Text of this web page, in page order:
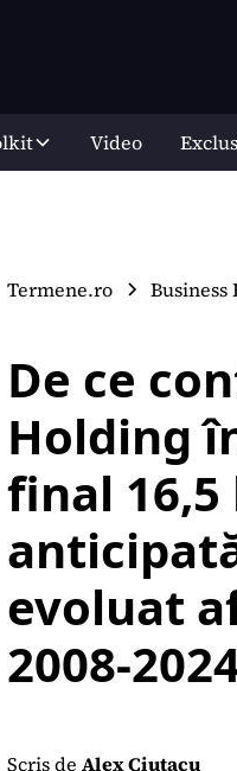
Video
Termene.ro Business
De ce
Holding
final
evoluat
2008-
Scris de Alex Ciutacu